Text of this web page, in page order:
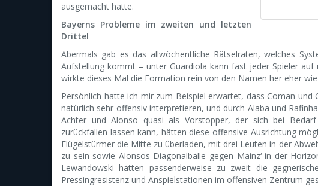
ausgemacht hatte.
Bayerns Probleme im zweiten und letzten
Drittel
Abermals gab es das allwöchentliche Rätselraten, welches
Aufstellung kommt – unter Guardiola kann fast jeder Spieler
wirkte dieses Mal die Formation rein von den Namen her eher
Persönlich hatte ich mir zum Beispiel erwartet, dass Coman und
natürlich sehr offensiv interpretieren, und durch Alaba und
Achter und Alonso quasi als Vorstopper, der sich bei
zurückfallen lassen kann, hätten diese offensive Ausrichtung
Flügelstürmer die Mitte zu überladen, mit drei Leuten in der
zu sein sowie Alonsos Diagonalbälle gegen Mainz‘ in der
Lewandowski hätten passenderweise zu zweit die
Pressingresistenz und Anspielstationen im offensiven Zentrum